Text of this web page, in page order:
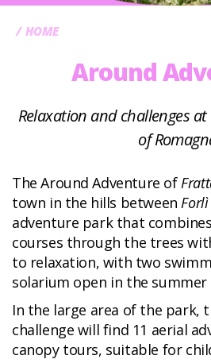
HOME
Around
Relaxation and challenges
of
The Around Adventure of
town in the hills betweenForlì
adventure park that
courses through the trees
to relaxation, with two
solarium open in the summer
In the large area of the park,
challenge will find 11 aerial
canopy tours, suitable for